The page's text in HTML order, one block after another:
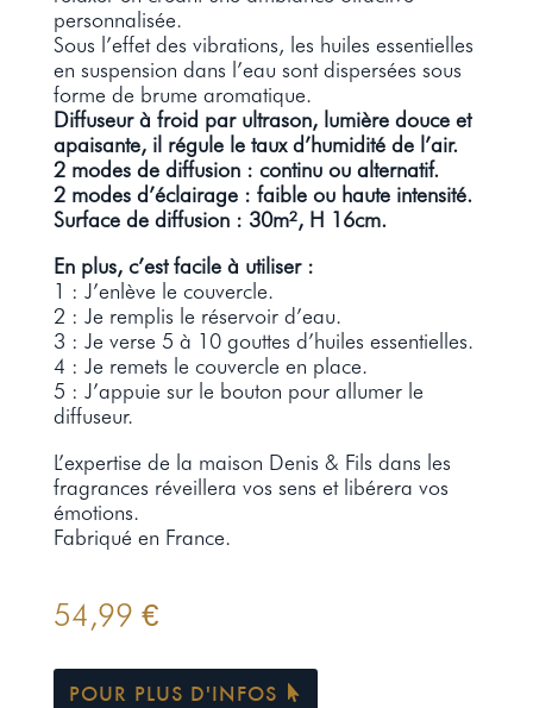
personnalisée.
Sous l’effet des vibrations, les huiles essentielles
en suspension dans l’eau sont dispersées sous
forme de brume aromatique.
Diffuseur à froid par ultrason, lumière douce et
apaisante, il régule le taux d’humidité de l’air.
2 modes de diffusion : continu ou alternatif.
2 modes d’éclairage : faible ou haute intensité.
Surface de diffusion : 30m², H 16cm.
En plus, c’est facile à utiliser :
1 : J’enlève le couvercle.
2 : Je remplis le réservoir d’eau.
3 : Je verse 5 à 10 gouttes d’huiles essentielles.
4 : Je remets le couvercle en place.
5 : J’appuie sur le bouton pour allumer le
diffuseur.
L’expertise de la maison Denis & Fils dans les
fragrances réveillera vos sens et libérera vos
émotions.
Fabriqué en France.
54,99 €
POUR PLUS D'INFOS